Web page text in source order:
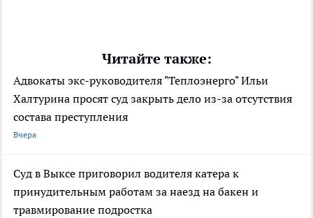
Читайте также:
Адвокаты экс-руководителя "Теплоэнерго" Ильи
Халтурина просят суд закрыть дело из-за отсутствия
состава преступления
Вчера
Суд в Выксе приговорил водителя катера к
принудительным работам за наезд на бакен и
травмирование подростка